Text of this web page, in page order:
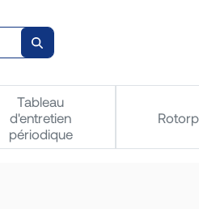
Tableau
d'entretien
périodique